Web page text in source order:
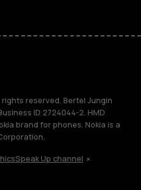
reserved. Bertel Jungin
ID 2724044-2. HMD
brand for phones. Nokia is a
Speak Up channel